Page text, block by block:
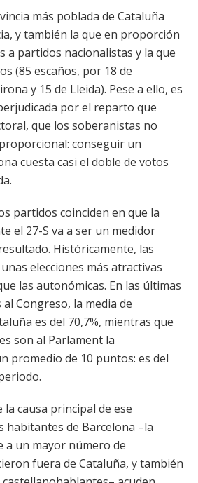
más poblada de Cataluña
y también la que en proporción
a partidos nacionalistas y la que
(85 escaños, por 18 de
y 15 de Lleida). Pese a ello, es
por el reparto que
que los soberanistas no
conseguir un
cuesta casi el doble de votos
partidos coinciden en que la
el 27-S va a ser un medidor
Históricamente, las
elecciones más atractivas
las autonómicas. En las últimas
Congreso, la media de
es del 70,7%, mientras que
son al Parlament la
promedio de 10 puntos: es del
la causa principal de ese
habitantes de Barcelona –la
a un mayor número de
fuera de Cataluña, y también